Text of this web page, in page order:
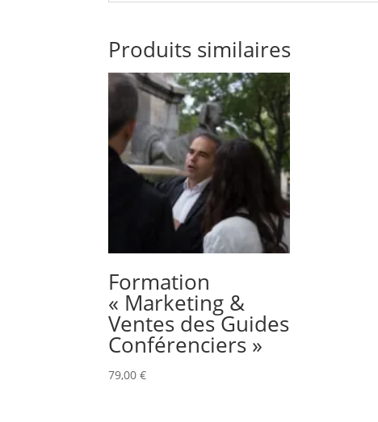
Produits similaires
Formation
« Marketing &
Ventes des Guides
Conférenciers »
79,00€